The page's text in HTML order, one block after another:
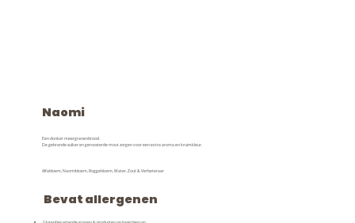
Naomi
Een donker meergranenbrood.
De gebrande suiker en geroosterde mout zorgen voor een extra aroma en kruimkleur.
Alfabloem, Naomibloem, Roggebloem, Water, Zout & Verbeteraar
Bevat allergenen